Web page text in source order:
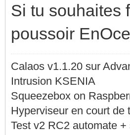
Si tu souhaites
poussoir
Calaos v1.1.20 sur
Intrusion KSENIA
Squeezebox on
Hyperviseur en court de
Test v2 RC2 automate